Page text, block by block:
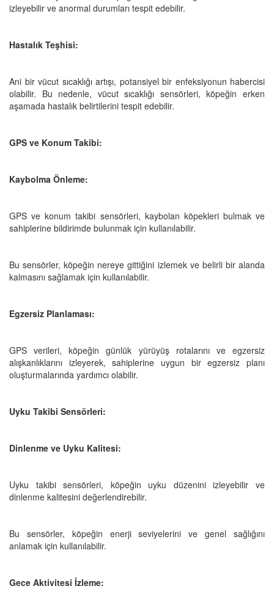
izleyebilir ve anormal durumları tespit edebilir.
Hastalık Teşhisi:
Ani bir vücut sıcaklığı artışı, potansiyel bir enfeksiyonun habercisi
olabilir. Bu nedenle, vücut sıcaklığı sensörleri, köpeğin erken
aşamada hastalık belirtilerini tespit edebilir.
GPS ve Konum Takibi:
Kaybolma Önleme:
GPS ve konum takibi sensörleri, kaybolan köpekleri bulmak ve
sahiplerine bildirimde bulunmak için kullanılabilir.
Bu sensörler, köpeğin nereye gittiğini izlemek ve belirli bir alanda
kalmasını sağlamak için kullanılabilir.
Egzersiz Planlaması:
GPS verileri, köpeğin günlük yürüyüş rotalarını ve egzersiz
alışkanlıklarını izleyerek, sahiplerine uygun bir egzersiz planı
oluşturmalarında yardımcı olabilir.
Uyku Takibi Sensörleri:
Dinlenme ve Uyku Kalitesi:
Uyku takibi sensörleri, köpeğin uyku düzenini izleyebilir ve
dinlenme kalitesini değerlendirebilir.
Bu sensörler, köpeğin enerji seviyelerini ve genel sağlığını
anlamak için kullanılabilir.
Gece Aktivitesi İzleme: